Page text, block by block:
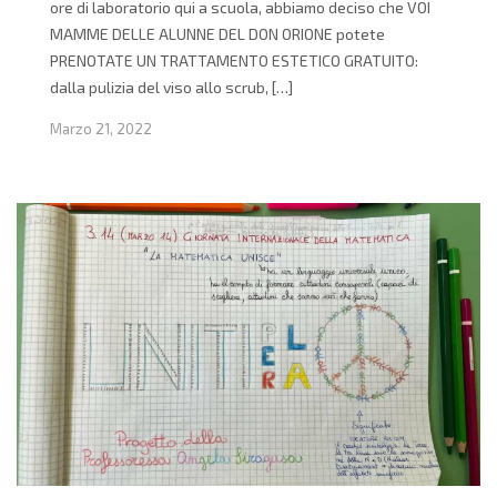
ore di laboratorio qui a scuola, abbiamo deciso che VOI
MAMME DELLE ALUNNE DEL DON ORIONE potete
PRENOTATE UN TRATTAMENTO ESTETICO GRATUITO:
dalla pulizia del viso allo scrub, […]
Marzo 21, 2022